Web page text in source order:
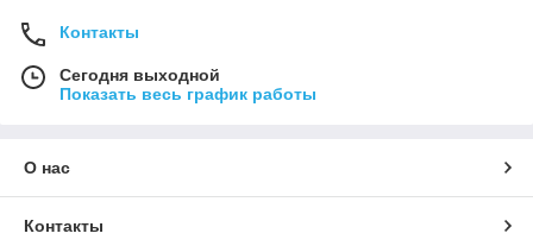
Контакты
Сегодня выходной
Показать весь график работы
О нас
Контакты